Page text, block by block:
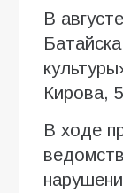
В
Кирова,
В ходе